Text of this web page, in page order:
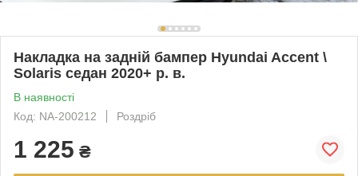
Накладка на задній бампер Hyundai Accent \
Solaris седан 2020+ р. в.
В наявності
Код: NA-200212
Роздріб
1 225 ₴